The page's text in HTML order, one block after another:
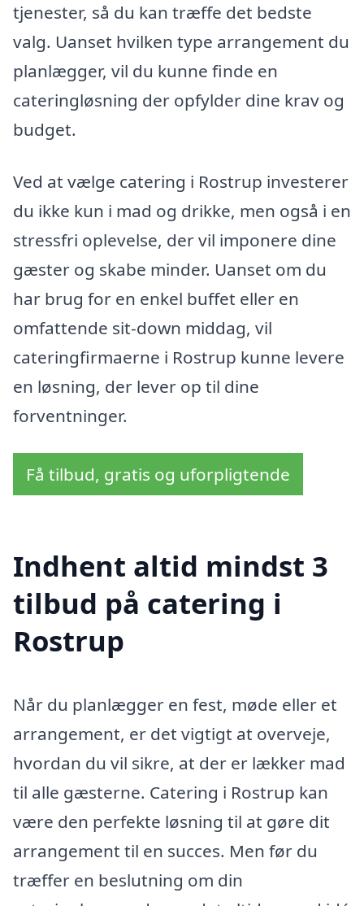
tjenester, så du kan træffe det bedste
valg. Uanset hvilken type arrangement du
planlægger, vil du kunne finde en
cateringløsning der opfylder dine krav og
budget.
Ved at vælge catering i Rostrup investerer
du ikke kun i mad og drikke, men også i en
stressfri oplevelse, der vil imponere dine
gæster og skabe minder. Uanset om du
har brug for en enkel buffet eller en
omfattende sit-down middag, vil
cateringfirmaerne i Rostrup kunne levere
en løsning, der lever op til dine
forventninger.
Få tilbud, gratis og uforpligtende
Indhent altid mindst 3
tilbud på catering i
Rostrup
Når du planlægger en fest, møde eller et
arrangement, er det vigtigt at overveje,
hvordan du vil sikre, at der er lækker mad
til alle gæsterne. Catering i Rostrup kan
være den perfekte løsning til at gøre dit
arrangement til en succes. Men før du
træffer en beslutning om din